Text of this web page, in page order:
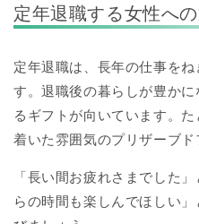
定年退職する女性へ
定年退職は、長年の仕事を
す。退職後の暮らしが豊か
るギフトが向いています。
着いた雰囲気のプリザーブド
「長い間お疲れさまでした
らの時間も楽しんでほしい